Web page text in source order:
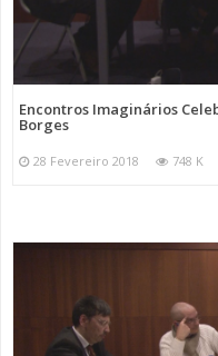
Encontros Imaginários
Borges
28 Fevereiro 2018 748 K